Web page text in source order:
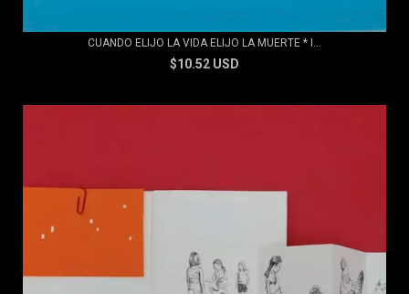
CUANDO ELIJO LA VIDA ELIJO LA MUERTE * I...
$10.52 USD